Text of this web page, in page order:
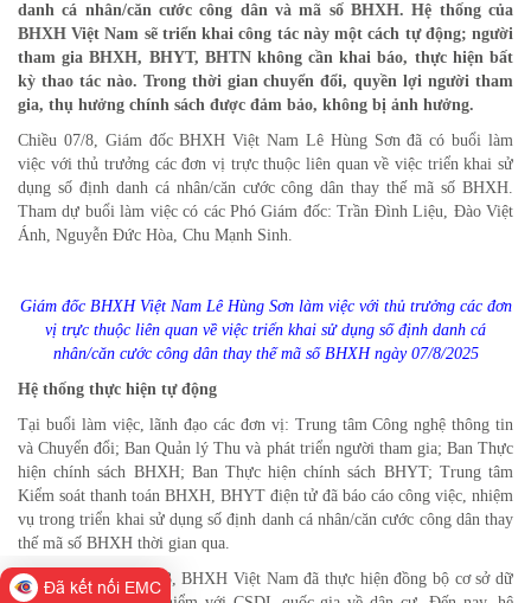
danh cá nhân/căn cước công dân và mã số BHXH. Hệ thống của
BHXH Việt Nam sẽ triển khai công tác này một cách tự động; người
tham gia BHXH, BHYT, BHTN không cần khai báo, thực hiện bất
kỳ thao tác nào. Trong thời gian chuyển đổi, quyền lợi người tham
gia, thụ hưởng chính sách được đảm bảo, không bị ảnh hưởng.
Chiều 07/8, Giám đốc BHXH Việt Nam Lê Hùng Sơn đã có buổi làm
việc với thủ trưởng các đơn vị trực thuộc liên quan về việc triển khai sử
dụng số định danh cá nhân/căn cước công dân thay thế mã số BHXH.
Tham dự buổi làm việc có các Phó Giám đốc: Trần Đình Liệu, Đào Việt
Ánh, Nguyễn Đức Hòa, Chu Mạnh Sinh.
Giám đốc BHXH Việt Nam Lê Hùng Sơn làm việc với thủ trưởng các đơn
vị trực thuộc liên quan về việc triển khai sử dụng số định danh cá
nhân/căn cước công dân thay thế mã số BHXH ngày 07/8/2025
Hệ thống thực hiện tự động
Tại buổi làm việc, lãnh đạo các đơn vị: Trung tâm Công nghệ thông tin
và Chuyển đổi; Ban Quản lý Thu và phát triển người tham gia; Ban Thực
hiện chính sách BHXH; Ban Thực hiện chính sách BHYT; Trung tâm
Kiểm soát thanh toán BHXH, BHYT điện tử đã báo cáo công việc, nhiệm
vụ trong triển khai sử dụng số định danh cá nhân/căn cước công dân thay
thế mã số BHXH thời gian qua.
Theo đó, từ năm 2023, BHXH Việt Nam đã thực hiện đồng bộ cơ sở dữ
Đã kết nối EMC